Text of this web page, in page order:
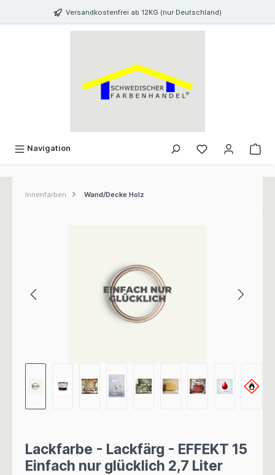
springen Versandkostenfrei ab 12KG (nur Deutschland)
Navigation
Innenfarben Wand/Decke Holz
Lackfarbe - Lackfärg - EFFEKT 15
Einfach nur glücklich 2,7 Liter